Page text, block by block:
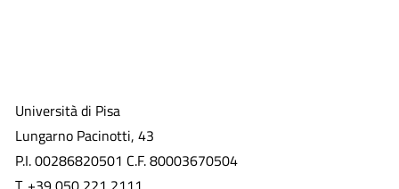
Università di Pisa
Lungarno Pacinotti, 43
P.I. 00286820501 C.F. 80003670504